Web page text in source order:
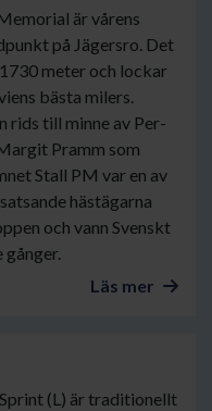
är vårens
på Jägersro. Det
meter och lockar
bästa milers.
rids till minne av Per-
Pramm som
Stall PM var en av
hästägarna
och vann Svenskt
gånger.
Läs mer
(L) är traditionellt